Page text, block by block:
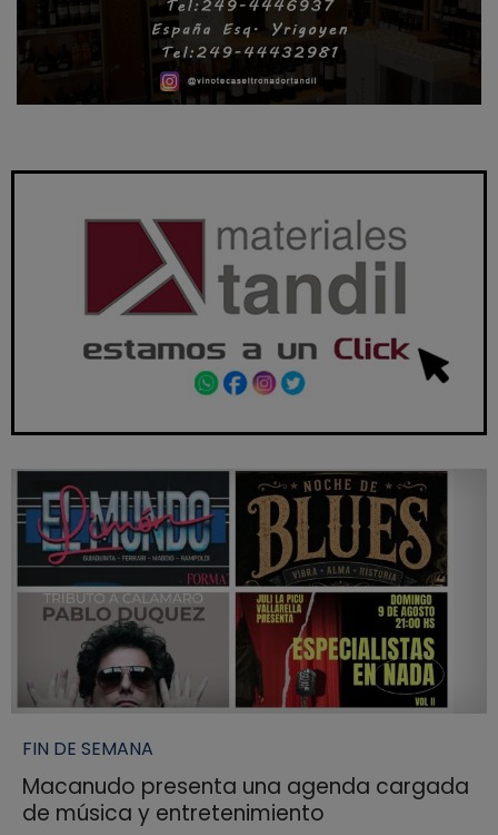
FIN DE SEMANA
Macanudo presenta una agenda cargada
de música y entretenimiento